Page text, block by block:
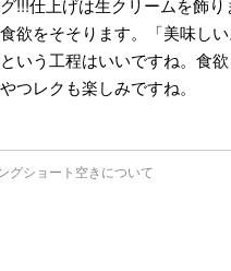
!!!仕上げは生クリームを飾
欲をそそります。「美味し
いう工程はいいですね。食
つレクも楽しみですね。
グショート空きについて